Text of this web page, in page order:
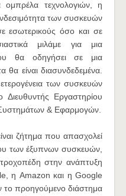
ομπρέλα τεχνολογιών, η
των συσκευών
εσωτερικούς όσο και σε
μιλάμε για μια
θα οδηγήσει σε μια
είναι διασυνδεδεμένα.
των συσκευών
Εργαστηρίου
& Εφαρμογών.
ζήτημα που απασχολεί
των έξυπνων συσκευών,
στην ανάπτυξη
η Amazon και η Google
προηγούμενο διάστημα